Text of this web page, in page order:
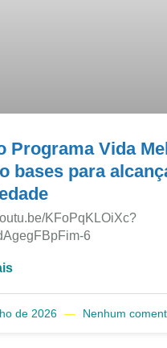
Programa Vida
bases para
KFoPqKLOiXc?
6
de 2026 Nenhum